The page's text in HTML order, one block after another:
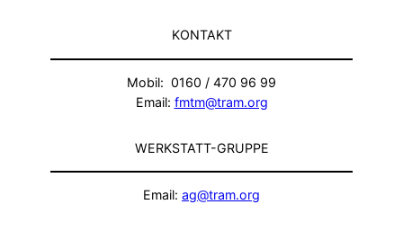
KONTAKT
Mobil: 0160 / 470 96 99
Email: fmtm@tram.org
WERKSTATT-GRUPPE
Email: ag@tram.org